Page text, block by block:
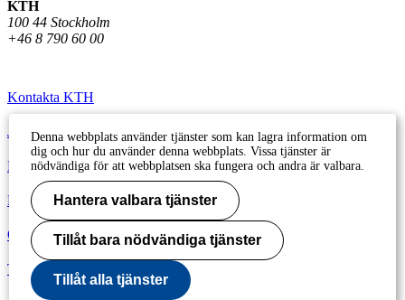
KTH
100 44 Stockholm
+46 8 790 60 00
Kontakta KTH
Jobba på KTH
Press och media
Faktura och betalning KTH
Om KTH:s webbplatser
Tillgänglighetsredogörelse
Denna webbplats använder tjänster som kan lagra information om
dig och hur du använder denna webbplats. Vissa tjänster är
nödvändiga för att webbplatsen ska fungera och andra är valbara.
Hantera valbara tjänster
Tillåt bara nödvändiga tjänster
Tillåt alla tjänster